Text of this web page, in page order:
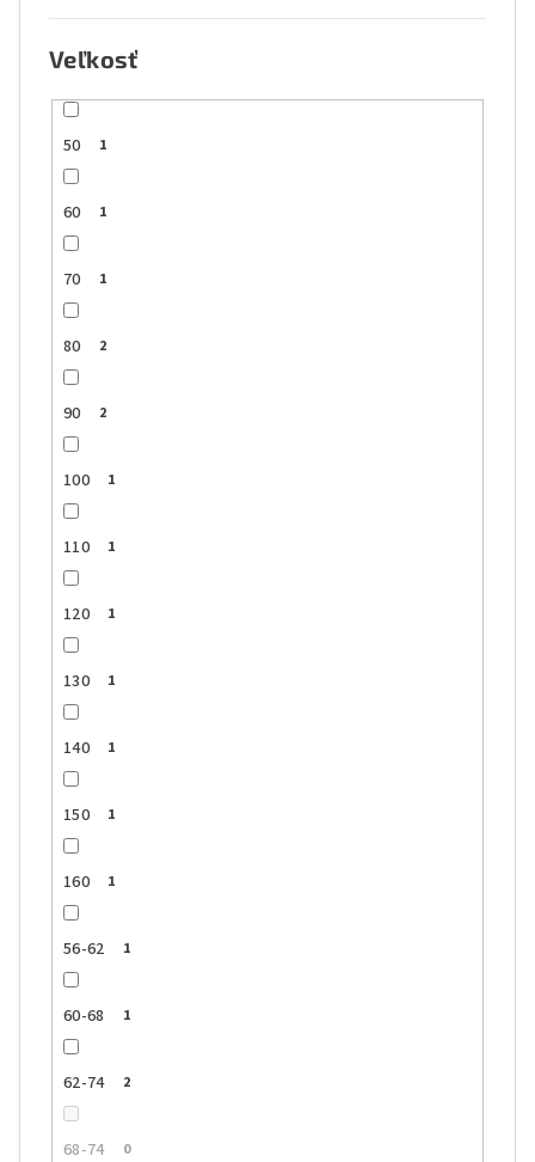
Veľkosť
50 1
60 1
70 1
80 2
90 2
100 1
110 1
120 1
130 1
140 1
150 1
160 1
56-62 1
60-68 1
62-74 2
68-74 0